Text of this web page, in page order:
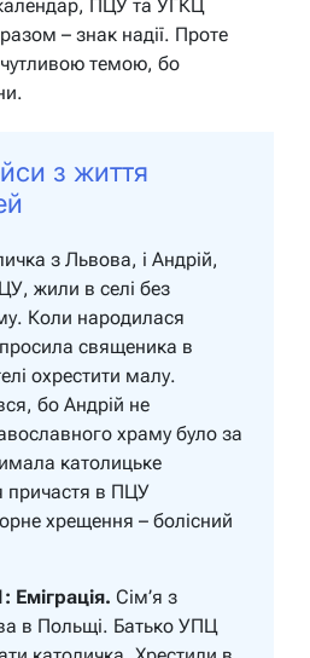
ПЦУ та УГКЦ
– знак надії. Проте
темою, бо
з життя
з Львова, і Андрій,
жили в селі без
Коли народилася
священика в
охрестити малу.
бо Андрій не
храму було за
католицьке
причастя в ПЦУ
хрещення – болісний
Еміграція. Сім’я з
в Польщі. Батько УПЦ